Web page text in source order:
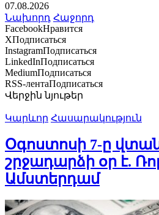
07.08.2026
Նախորդ Հաջորդ
FacebookНравится
XПодписаться
InstagramПодписаться
LinkedInПодписаться
MediumПодписаться
RSS-лентаПодписаться
Վերջին նյութեր
Կարևոր Հասարակություն
Օգոստոսի 7-ը
շրջադարձի օր է.
Ամստերդամ